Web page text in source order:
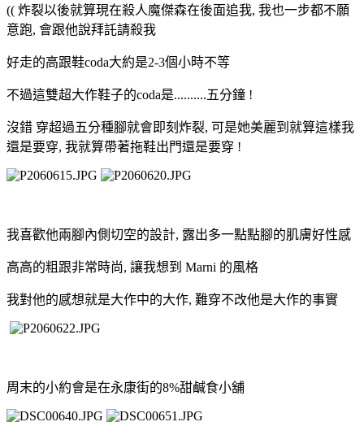
(( 炸裂以後就算現在殺人魔傑森在後面追我, 我也一步都不願
意跑, 會跟他說拜託請殺我
好走的高跟鞋coda大約是2-3個小時不等
不過這雙超大作鞋子的coda是..........五分鐘 !
沒錯 穿超過五分種腳就會即刻炸裂, 可是她美麗到就算這樣我
還是要穿, 我就算帶著拖鞋出門還是要穿 !
我喜歡他兩腳內側切空的設計, 露出多一點點腳的肌膚好性感
高高的粗跟非常時尚, 讓我想到 Marni 的風格
我對他的感想就是大作中的大作, 難穿不改他是大作的事實
周末的小約會是在永康街的8%甜鹹食小舖